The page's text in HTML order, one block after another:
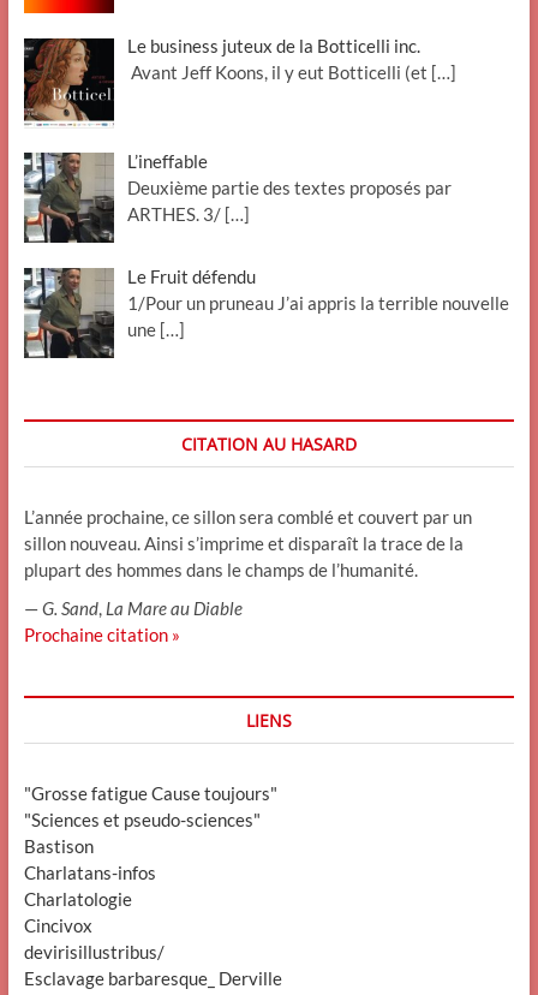
Le business juteux de la Botticelli inc.
Avant Jeff Koons, il y eut Botticelli (et […]
L’ineffable
Deuxième partie des textes proposés par
ARTHES. 3/ […]
Le Fruit défendu
1/Pour un pruneau J’ai appris la terrible nouvelle
une […]
CITATION AU HASARD
L’année prochaine, ce sillon sera comblé et couvert par un
sillon nouveau. Ainsi s’imprime et disparaît la trace de la
plupart des hommes dans le champs de l’humanité.
—G. Sand, La Mare au Diable
Prochaine citation »
LIENS
"Grosse fatigue Cause toujours"
"Sciences et pseudo-sciences"
Bastison
Charlatans-infos
Charlatologie
Cincivox
devirisillustribus/
Esclavage barbaresque_ Derville